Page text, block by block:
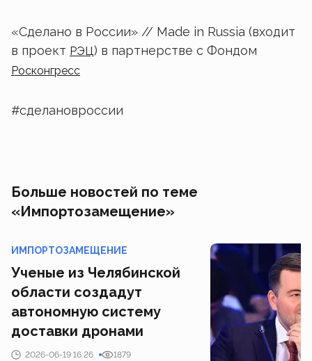
«Сделано в России» // Made in Russia (входит
в проект РЭЦ) в партнерстве с Фондом
Росконгресс
#сделановроссии
Больше новостей по теме
«Импортозамещение»
ИМПОРТОЗАМЕЩЕНИЕ
Ученые из Челябинской
области создадут
автономную систему
доставки дронами
2026-06-19 16:26 1879